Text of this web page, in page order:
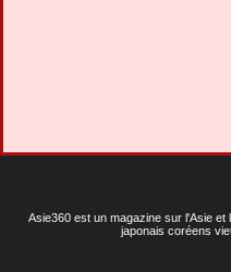
Asie360 est un magazine sur l'Asie et
japonais coréens